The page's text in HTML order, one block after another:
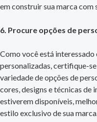
em construir sua marca com
6. Procure opções de
Como você está interessado
personalizadas, certifique-
variedade de opções de
cores, designs e técnicas de
estiverem disponíveis,
estilo exclusivo de sua